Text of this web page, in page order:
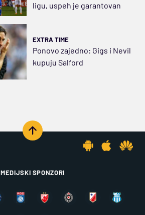
ligu, uspeh je garantovan
EXTRA TIME
Ponovo zajedno: Gigs i Nevil
kupuju Salford
MEDIJSKI SPONZORI